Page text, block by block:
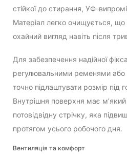
стійкої до стирання, УФ-
Матеріал легко очищується, що
охайний вигляд навіть після
Для забезпечення надійної
регулювальними ременями або
точно підлаштувати розмір під
Внутрішня поверхня має
потовідвідну стрічку, яка
протягом усього робочого дня.
Вентиляція та комфорт